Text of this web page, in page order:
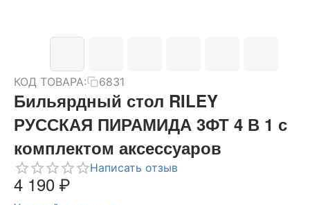
КОД ТОВАРА: 6831
Бильярдный стол RILEY
РУССКАЯ ПИРАМИДА 3ФТ 4 В 1 с
комплектом аксессуаров
Написать отзыв
4 190₽